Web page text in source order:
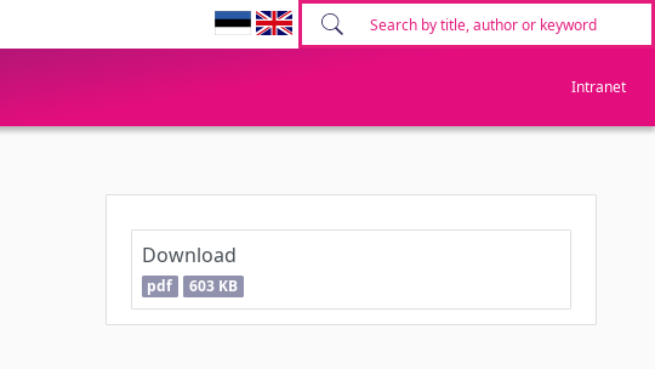
Intranet
Download
pdf 603 KB